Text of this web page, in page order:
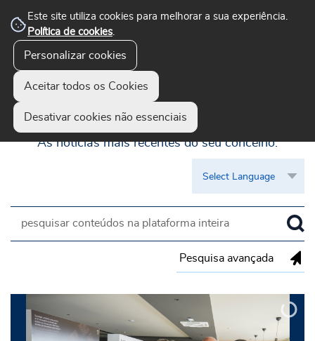
Este site utiliza cookies para melhorar a sua experiência.
Política de cookies.
Personalizar cookies
Aceitar todos os Cookies
Desativar cookies não essenciais
Pesquisa avançada
Guimarães Visível
As notícias mais recentes do seu concelho.